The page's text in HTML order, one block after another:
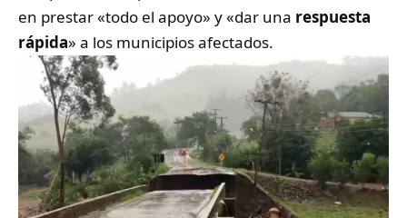
en prestar «todo el apoyo» y «dar una respuesta
rápida» a los municipios afectados.